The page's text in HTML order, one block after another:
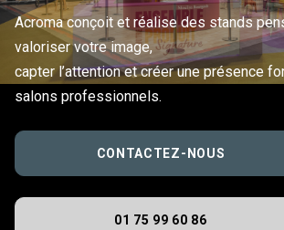
Acroma conçoit et réalise des stands
valoriser votre image,
capter l’attention et créer une présence
salons professionnels.
CONTACTEZ-NOUS
01 75 99 60 86